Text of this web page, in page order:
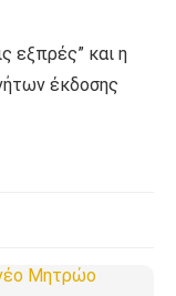
εξπρές” και η
έκδοσης